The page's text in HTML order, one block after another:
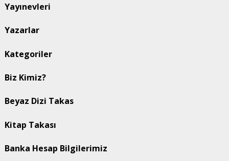
Yayınevleri
Yazarlar
Kategoriler
Biz Kimiz?
Beyaz Dizi Takas
Kitap Takası
Banka Hesap Bilgilerimiz